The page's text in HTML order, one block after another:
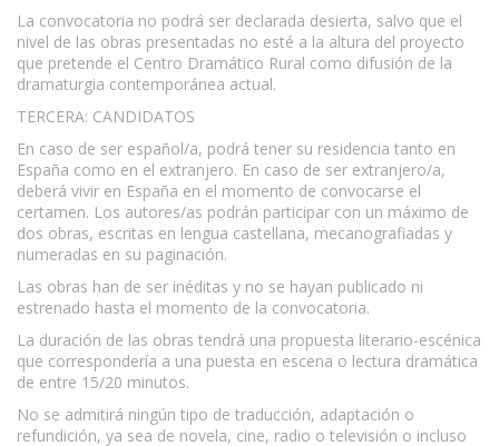
La convocatoria no podrá ser declarada desierta, salvo que el
nivel de las obras presentadas no esté a la altura del proyecto
que pretende el Centro Dramático Rural como difusión de la
dramaturgia contemporánea actual.
TERCERA: CANDIDATOS
En caso de ser español/a, podrá tener su residencia tanto en
España como en el extranjero. En caso de ser extranjero/a,
deberá vivir en España en el momento de convocarse el
certamen. Los autores/as podrán participar con un máximo de
dos obras, escritas en lengua castellana, mecanografiadas y
numeradas en su paginación.
Las obras han de ser inéditas y no se hayan publicado ni
estrenado hasta el momento de la convocatoria.
La duración de las obras tendrá una propuesta literario-escénica
que correspondería a una puesta en escena o lectura dramática
de entre 15/20 minutos.
No se admitirá ningún tipo de traducción, adaptación o
refundición, ya sea de novela, cine, radio o televisión o incluso